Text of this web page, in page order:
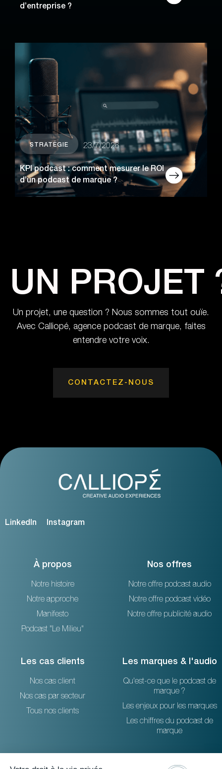
d’entreprise ?
STRATÉGIE 23/7/2026
KPI podcast : comment mesurer le ROI
d’un podcast de marque ?
UN PROJET
Un projet, une question ? Nous sommes tout ouïe.
Avec Calliopé, agence podcast de marque, faites
entendre votre voix.
CONTACTEZ-NOUS
LinkedIn Instagram
À propos
Notre histoire
Notre approche
Manifesto
Podcast "Le Milieu"
Nos offres
Notre offre podcast audio
Notre offre podcast vidéo
Notre offre publicité audio
Les cas clients
Nos cas client
Nos cas par secteur
Tous nos clients
Les marques & l'audio
Qu'est-ce que le podcast de
marque ?
Les enjeux pour les marques
Les chiffres du podcast de
marque